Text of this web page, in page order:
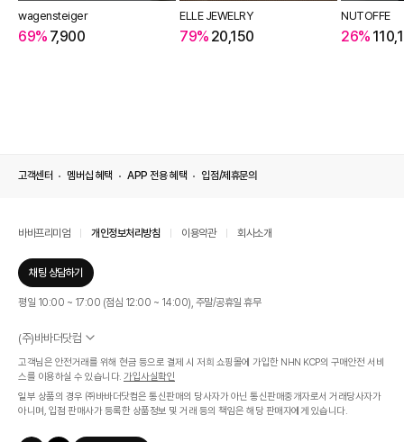
wagensteiger
69% 7,900
ELLE JEWELRY
79% 20,150
NUTOFFE
26%
고객센터 멤버십 혜택 APP 전용 혜택 입점/제휴문의
바바프리미엄 개인정보처리방침 이용약관 회사소개
채팅 상담하기
평일 10:00 ~ 17:00 (점심 12:00 ~ 14:00), 주말/공휴일 휴무
(주)바바더닷컴
서울특별시 서초구 신반포로 339, 논현빌딩 (대표이사 : 문인식)
사업자 등록번호 569-86-01308
통신판매업신고번호 제 2019 - 서울 서초 - 1268호
개인정보관리책임자 : 김효영
인증범위 온라인 쇼핑몰 서비스(바바더닷컴)
고객님은 안전거래를 위해 현금 등으로 결제 시 저희 쇼핑몰에 가입한 NHN KCP의 구매안전 서비
스를 이용하실 수 있습니다. 가입사실확인
일부 상품의 경우 ㈜바바더닷컴은 통신판매의 당사자가 아닌 통신판매중개자로서 거래당사자가
아니며, 입점 판매사가 등록한 상품정보 및 거래 등의 책임은 해당 판매자에게 있습니다.